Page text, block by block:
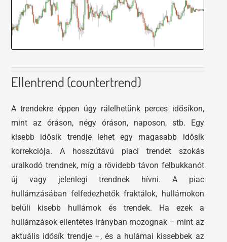
Ellentrend (countertrend)
A trendekre éppen úgy rálelhetünk perces idősíkon,
mint az óráson, négy óráson, naposon, stb. Egy
kisebb idősík trendje lehet egy magasabb idősík
korrekciója. A hosszútávú piaci trendet szokás
uralkodó trendnek, míg a rövidebb távon felbukkanót
új vagy jelenlegi trendnek hívni. A piac
hullámzásában felfedezhetők fraktálok, hullámokon
belüli kisebb hullámok és trendek. Ha ezek a
hullámzások ellentétes irányban mozognak – mint az
aktuális idősík trendje –, és a hulámai kissebbek az